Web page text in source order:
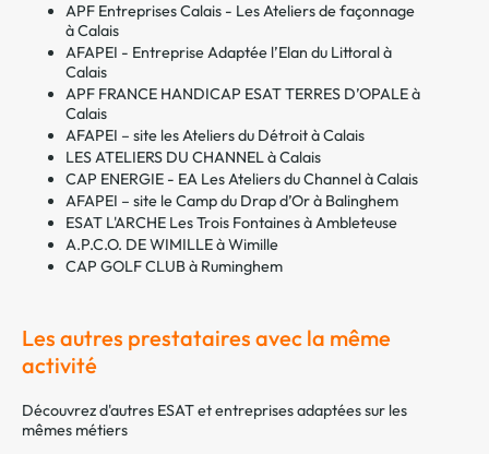
APF Entreprises Calais - Les Ateliers de façonnage
à Calais
AFAPEI - Entreprise Adaptée l’Elan du Littoral à
Calais
APF FRANCE HANDICAP ESAT TERRES D’OPALE à
Calais
AFAPEI – site les Ateliers du Détroit à Calais
LES ATELIERS DU CHANNEL à Calais
CAP ENERGIE - EA Les Ateliers du Channel à Calais
AFAPEI – site le Camp du Drap d’Or à Balinghem
ESAT L'ARCHE Les Trois Fontaines à Ambleteuse
A.P.C.O. DE WIMILLE à Wimille
CAP GOLF CLUB à Ruminghem
Les autres prestataires avec la même
activité
Découvrez d'autres ESAT et entreprises adaptées sur les
mêmes métiers